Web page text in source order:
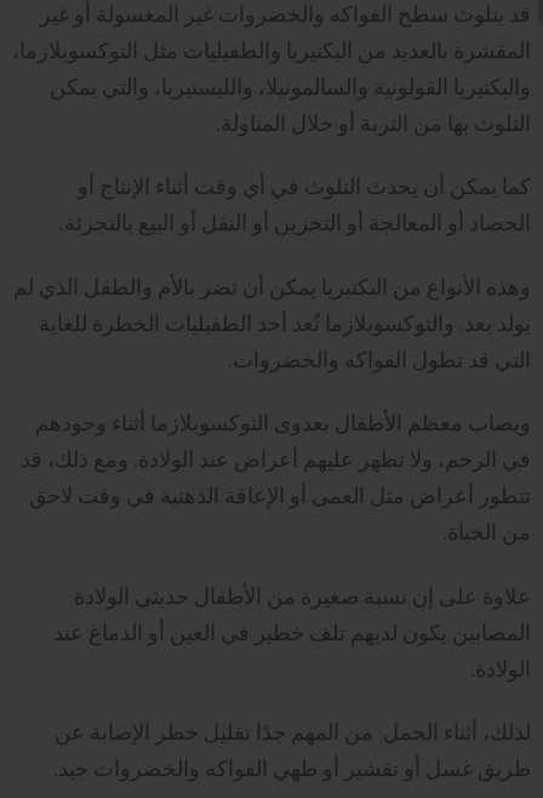
قد يتلوث سطح الفواكه والخضروات غير المغسولة أو غير
المقشرة بالعديد من البكتيريا والطفيليات مثل التوكسوبلازما،
والبكتيريا القولونية والسالمونيلا، والليستيريا، والتي يمكن
التلوث بها من التربة أو خلال المناولة.
كما يمكن أن يحدث التلوث في أي وقت أثناء الإنتاج أو
الحصاد أو المعالجة أو التخزين أو النقل أو البيع بالتجزئة.
وهذه الأنواع من البكتيريا يمكن أن تضر بالأم والطفل الذي لم
يولد بعد. والتوكسوبلازما تُعد أحد الطفيليات الخطرة للغاية
التي قد تطول الفواكه والخضروات.
ويصاب معظم الأطفال بعدوى التوكسوبلازما أثناء وجودهم
في الرحم، ولا تظهر عليهم أعراض عند الولادة. ومع ذلك، قد
تتطور أعراض مثل العمى أو الإعاقة الذهنية في وقت لاحق
من الحياة.
علاوة على إن نسبة صغيرة من الأطفال حديثي الولادة
المصابين يكون لديهم تلف خطير في العين أو الدماغ عند
الولادة.
لذلك، أثناء الحمل من المهم جدًا تقليل خطر الإصابة عن
طريق غسل أو تقشير أو طهي الفواكه والخضروات جيد.